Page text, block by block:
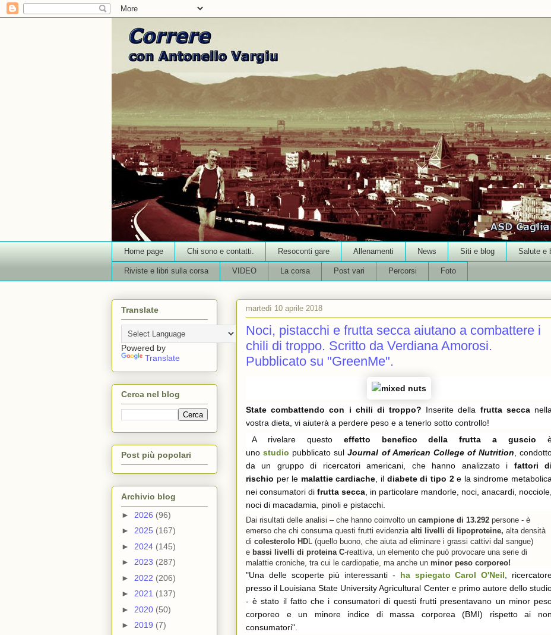
Home page Chi sono e contatti. Resoconti gare Allenamenti News Siti e blog Salute e
Riviste e libri sulla corsa VIDEO La corsa Post vari Percorsi Foto
martedì 10 aprile 2018
Noci, pistacchi e frutta secca aiutano a combattere i
chili di troppo. Scritto da Verdiana Amorosi.
Pubblicato su "GreenMe".
State combattendo con i chili di troppo? Inserite della frutta seccanella
vostra dieta, vi aiuterà a perdere peso e a tenerlo sotto controllo!
A rivelare questoeffetto benefico della frutta a guscio
unostudio pubblicato sulJournal of American College of Nutrition ,
da un gruppo di ricercatori americani, che hanno analizzato i fattori di
rischio per le malattie cardiache , il diabete di tipo 2e la sindrome metabolica
nei consumatori di frutta secca , in particolare mandorle, noci, anacardi, nocciole,
noci di macadamia, pinoli e pistacchi.
Dai risultati delle analisi – che hanno coinvolto un campione di 13.292 persone - è
emerso che chi consuma questi frutti evidenzia alti livelli di lipoproteine, alta densità
di colesterolo HDL (quello buono, che aiuta ad eliminare i grassi cattivi dal sangue)
e bassi livelli di proteina C-reattiva, un elemento che può provocare una serie di
malattie croniche, tra cui le cardiopatie, ma anche un minor peso corporeo!
"Una delle scoperte più interessanti - ha spiegato Carol O'Neil ,
presso il Louisiana State University Agricultural Center e primo autore dello
- è stato il fatto che i consumatori di questi frutti presentavano un minor
corporeo e un minore indice di massa corporea (BMI) rispetto ai non
consumatori".
Translate
Powered by
Translate
Cerca nel blog
Post più popolari
Archivio blog
► 2026 (96)
► 2025 (167)
► 2024 (145)
► 2023 (287)
► 2022 (206)
► 2021 (137)
► 2020 (50)
► 2019 (7)